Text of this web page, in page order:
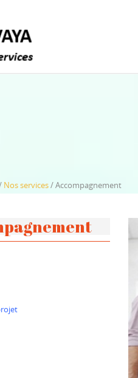
Nos services/Accompagnement